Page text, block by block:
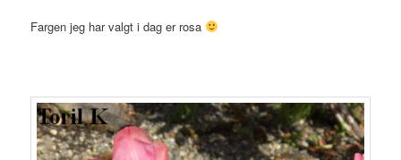
Fargen jeg har valgt i dag er rosa